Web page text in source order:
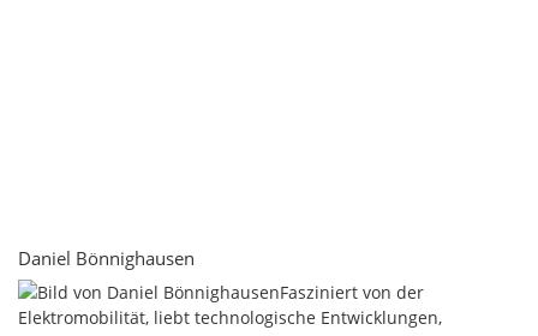
Daniel Bönnighausen
Fasziniert von der
Elektromobilität, liebt technologische Entwicklungen,